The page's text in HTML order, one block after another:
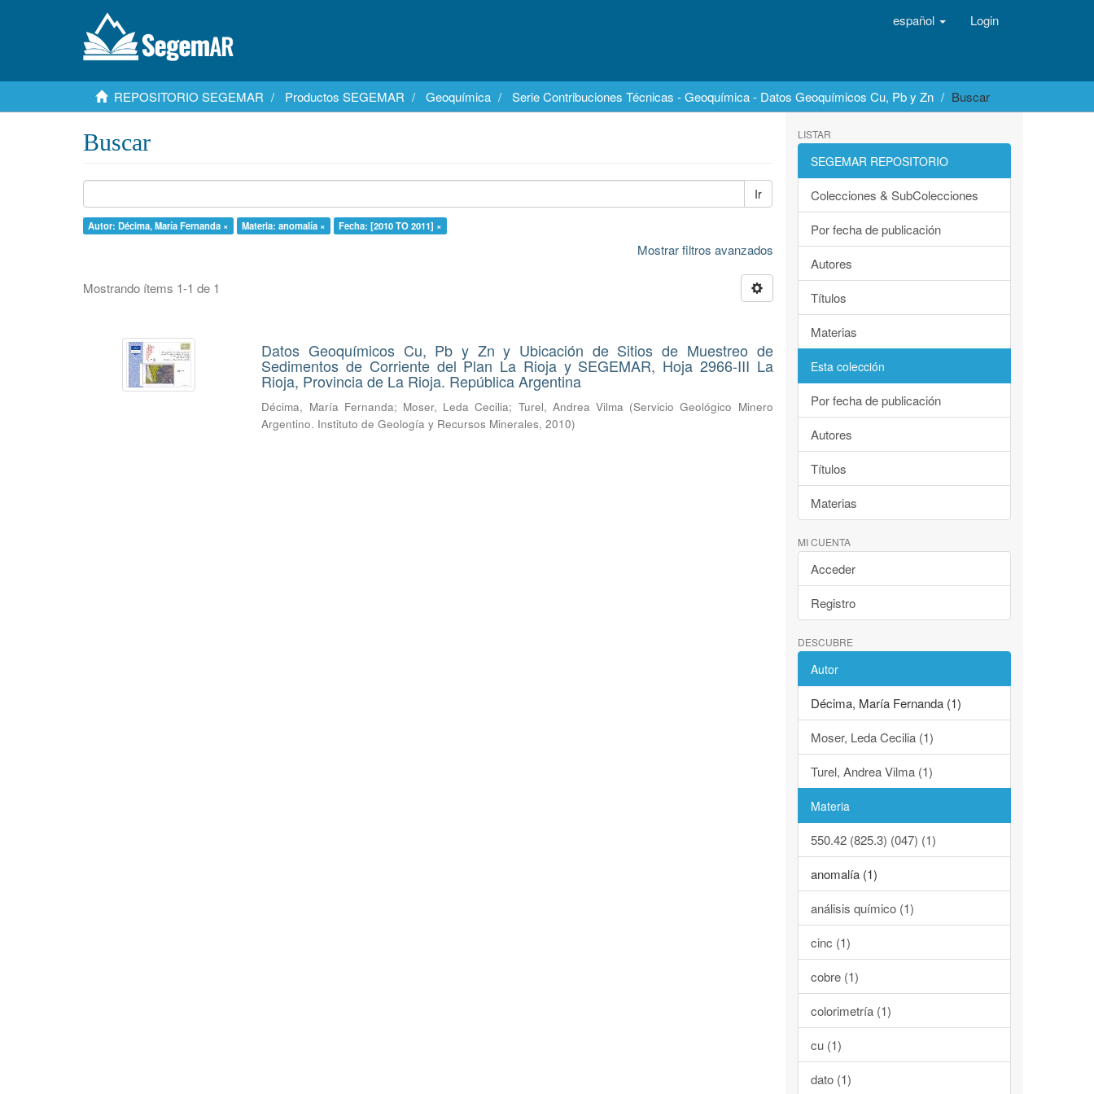
español Login
REPOSITORIO SEGEMAR Productos SEGEMAR Geoquímica Serie Contribuciones Técnicas - Geoquímica - Datos Geoquímicos Cu, Pb y Zn Buscar
Buscar
Ir
Autor: Décima, María Fernanda × Materia: anomalía × Fecha: [2010 TO 2011] ×
Mostrar filtros avanzados
Mostrando ítems 1-1 de 1
Datos Geoquímicos Cu, Pb y Zn y Ubicación de Sitios de Muestreo de
Sedimentos de Corriente del Plan La Rioja y SEGEMAR, Hoja 2966-III La
Rioja, Provincia de La Rioja. República Argentina
Décima, María Fernanda; Moser, Leda Cecilia; Turel, Andrea Vilma (Servicio Geológico Minero
Argentino. Instituto de Geología y Recursos Minerales,2010)
LISTAR
SEGEMAR REPOSITORIO
Colecciones & SubColecciones
Por fecha de publicación
Autores
Títulos
Materias
Esta colección
Por fecha de publicación
Autores
Títulos
Materias
MI CUENTA
Acceder
Registro
DESCUBRE
Autor
Décima, María Fernanda (1)
Moser, Leda Cecilia (1)
Turel, Andrea Vilma (1)
Materia
550.42 (825.3) (047) (1)
anomalía (1)
análisis químico (1)
cinc (1)
cobre (1)
colorimetría (1)
cu (1)
dato (1)